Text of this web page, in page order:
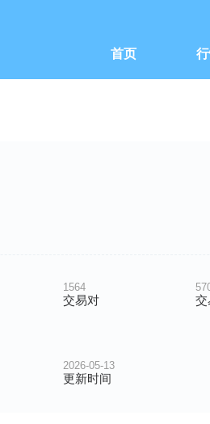
首页
1564
交易对 交
2026-05-13
更新时间